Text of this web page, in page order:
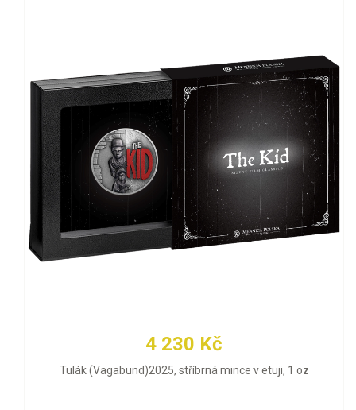
4 230 Kč
Tulák (Vagabund)2025, stříbrná mince v etuji, 1 oz